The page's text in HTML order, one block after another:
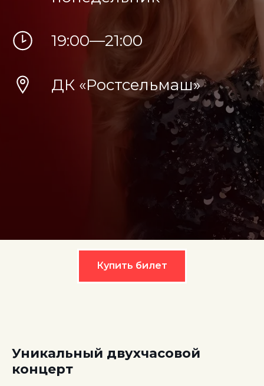
19:00—21:00
ДК «Ростсельмаш»
Купить билет
Уникальный двухчасовой
концерт